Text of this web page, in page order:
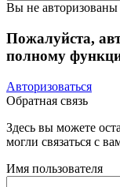
Вы не авторизованы
Пожалуйста,
полному
Авторизоваться
Обратная связь
Здесь вы можете
могли связаться с
Имя пользователя